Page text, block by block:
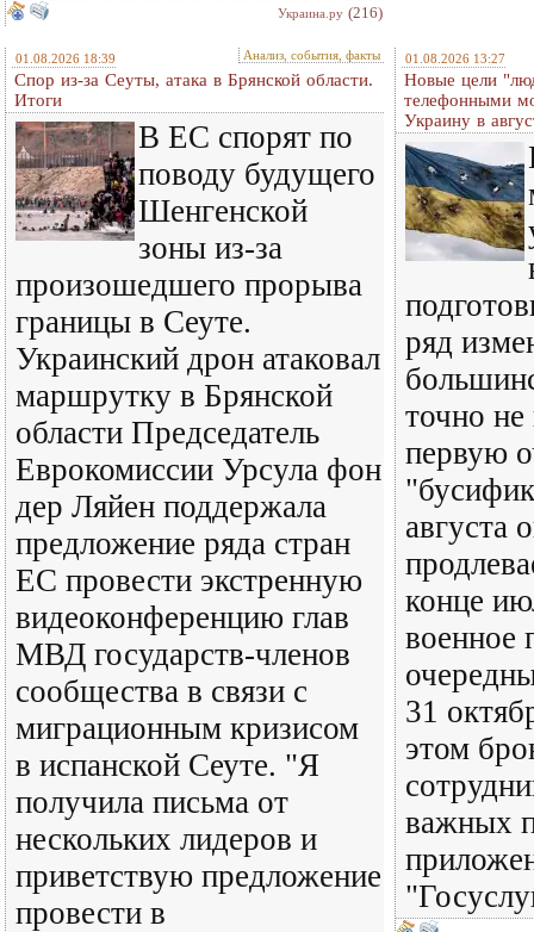
Украина.ру (216)
01.08.2026 18:39 Анализ, события, факты
Спор из-за Сеуты, атака в Брянской области.
Итоги
В ЕС спорят по
поводу будущего
Шенгенской
зоны из-за
произошедшего прорыва
границы в Сеуте.
Украинский дрон атаковал
маршрутку в Брянской
области Председатель
Еврокомиссии Урсула фон
дер Ляйен поддержала
предложение ряда стран
ЕС провести экстренную
видеоконференцию глав
МВД государств-членов
сообщества в связи с
миграционным кризисом
в испанской Сеуте. "Я
получила письма от
нескольких лидеров и
приветствую предложение
провести в
01.08.2026 13:27
Новые цели
телефонными
Украину в
ряд
точно не
первую
августа
конце
военное
31
этом
важных